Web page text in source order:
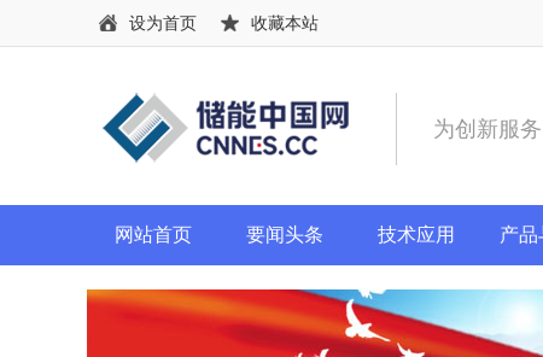
设为首页 收藏本站
为创新服
网站首页 要闻头条 技术应用 产品